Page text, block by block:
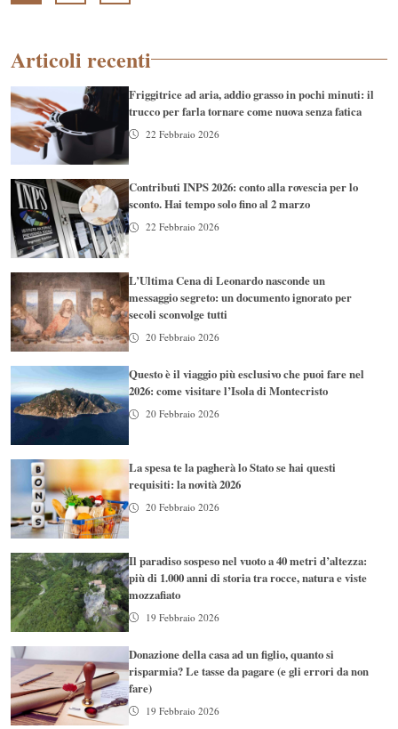
Articoli recenti
Friggitrice ad aria, addio grasso in pochi minuti: il
trucco per farla tornare come nuova senza fatica
22 Febbraio 2026
Contributi INPS 2026: conto alla rovescia per lo
sconto. Hai tempo solo fino al 2 marzo
22 Febbraio 2026
L’Ultima Cena di Leonardo nasconde un
messaggio segreto: un documento ignorato per
secoli sconvolge tutti
20 Febbraio 2026
Questo è il viaggio più esclusivo che puoi fare nel
2026: come visitare l’Isola di Montecristo
20 Febbraio 2026
La spesa te la pagherà lo Stato se hai questi
requisiti: la novità 2026
20 Febbraio 2026
Il paradiso sospeso nel vuoto a 40 metri d’altezza:
più di 1.000 anni di storia tra rocce, natura e viste
mozzafiato
19 Febbraio 2026
Donazione della casa ad un figlio, quanto si
risparmia? Le tasse da pagare (e gli errori da non
fare)
19 Febbraio 2026